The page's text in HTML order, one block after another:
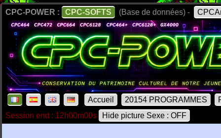
CPC-POWER : CPC-SOFTS (Base de données) -
Accueil 20154 PROGRAMMES
Session end : 12h00m00s
Hide picture Sexe : OFF